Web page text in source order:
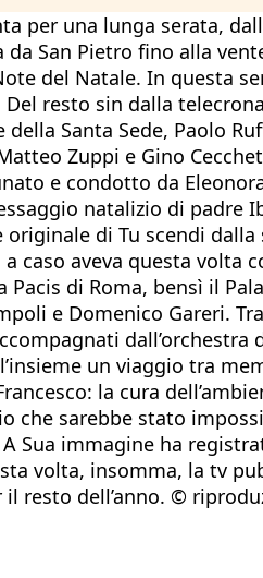
per una lunga serata,
da San Pietro fino alla
del Natale. In questa
Del resto sin dalla
Santa Sede, Paolo
Zuppi e Gino
e condotto da
natalizio di padre
originale di Tu scendi
caso aveva questa volta
Pacis di Roma, bensì il
e Domenico Gareri.
un viaggio tra
la cura
che sarebbe stato
Sua immagine ha
volta, insomma, la tv
resto dell’anno. ©